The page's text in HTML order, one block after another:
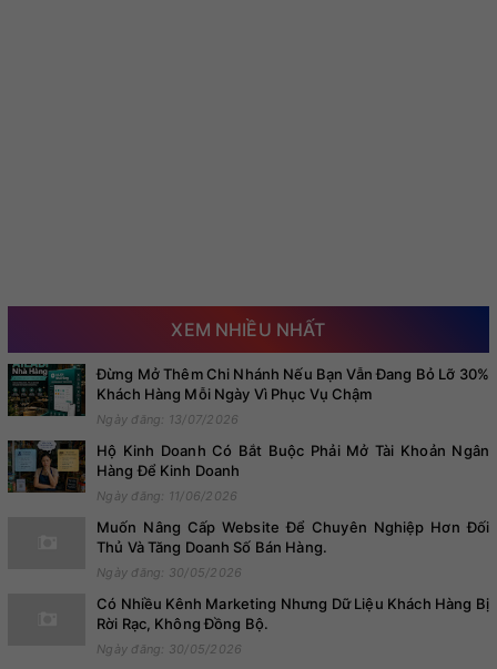
XEM NHIỀU NHẤT
Đừng Mở Thêm Chi Nhánh Nếu Bạn Vẫn Đang Bỏ Lỡ 30%
Khách Hàng Mỗi Ngày Vì Phục Vụ Chậm
Ngày đăng: 13/07/2026
Hộ Kinh Doanh Có Bắt Buộc Phải Mở Tài Khoản Ngân
Hàng Để Kinh Doanh
Ngày đăng: 11/06/2026
Muốn Nâng Cấp Website Để Chuyên Nghiệp Hơn Đối
Thủ Và Tăng Doanh Số Bán Hàng.
Ngày đăng: 30/05/2026
Có Nhiều Kênh Marketing Nhưng Dữ Liệu Khách Hàng Bị
Rời Rạc, Không Đồng Bộ.
Ngày đăng: 30/05/2026